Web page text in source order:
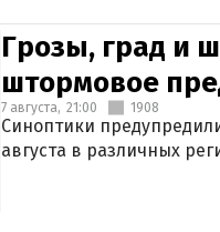
Грозы, град и
штормовое
7 августа, 21:00 1908
Синоптики
августа в различных